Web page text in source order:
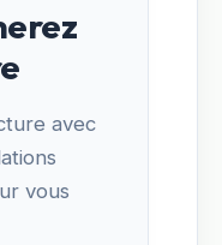
avec
vous